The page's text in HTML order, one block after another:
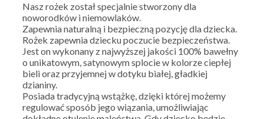
Nasz rożek został specjalnie stworzony dla
noworodków i niemowlaków.
Zapewnia naturalną i bezpieczną pozycję dla dziecka.
Rożek zapewnia dziecku poczucie bezpieczeństwa.
Jest on wykonany z najwyższej jakości 100% bawełny
o unikatowym, satynowym splocie w kolorze ciepłej
bieli oraz przyjemnej w dotyku białej, gładkiej
dzianiny.
Posiada tradycyjną wstążkę, dzięki której możemy
regulować sposób jego wiązania, umożliwiając